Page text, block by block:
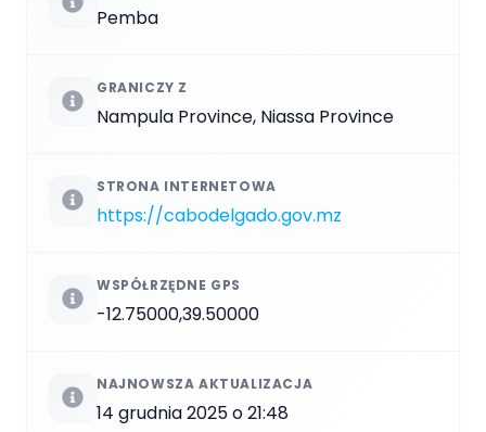
Pemba
GRANICZY Z
Nampula Province, Niassa Province
STRONA INTERNETOWA
https://cabodelgado.gov.mz
WSPÓŁRZĘDNE GPS
-12.75000,39.50000
NAJNOWSZA AKTUALIZACJA
14 grudnia 2025 o 21:48